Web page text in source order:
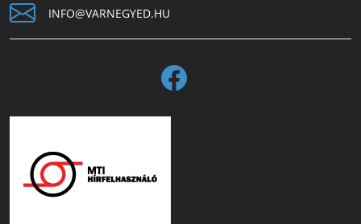
INFO@VARNEGYED.HU